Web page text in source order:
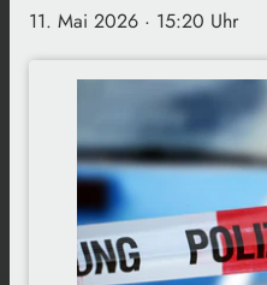
11. Mai 2026 · 15:20 Uhr